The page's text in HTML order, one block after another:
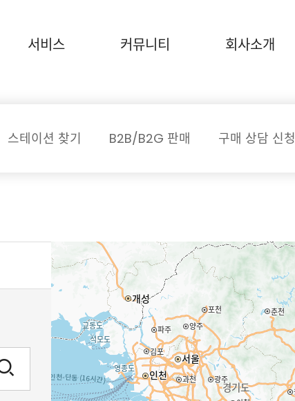
서비스 커뮤니티 회사소개
스테이션 찾기 B2B/B2G 판매 구매 상담 신청